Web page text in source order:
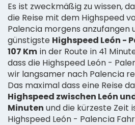
Es ist zweckmäßig zu wissen,
die Reise mit dem Highspeed
Palencia morgens anzufangen
günstigste Highspeed León -
107 Km in der Route in 41
dass die Highspeed León -
wir langsamer nach Palencia
Das maximal dass eine Reise
Highspeed zwischen León
Minuten und die kürzeste Zeit
Highspeed León - Palencia